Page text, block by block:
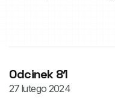
Odcinek 81
27 lutego 2024